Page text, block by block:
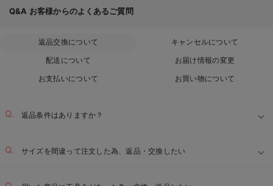
Q&A お客様からのよくあるご質問
返品交換について
キャンセルについて
配送について
お届け情報の変更
お支払いについて
お買い物について
返品条件はありますか？
サイズを間違って注文した為、返品・交換したい